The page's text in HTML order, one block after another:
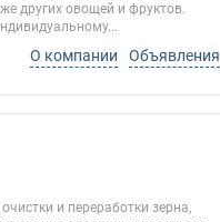
других овощей и фруктов.
О компании Объявления
и переработки зерна,